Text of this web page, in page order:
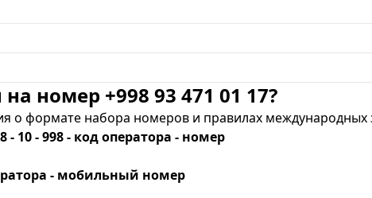
номер +998 93 471 01 17?
о формате набора номеров и правилах международных
10 - 998 - код оператора - номер
- мобильный номер